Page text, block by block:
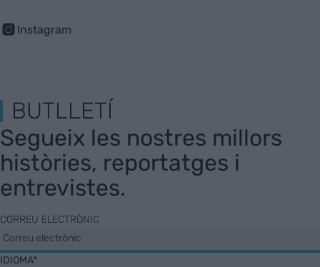
Instagram
BUTLLETÍ
Segueix les nostres millors
històries, reportatges i
entrevistes.
CORREU ELECTRÒNIC
IDIOMA*